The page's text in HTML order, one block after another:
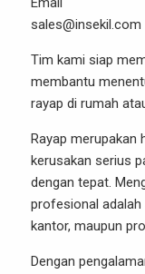
sales@insekil.com
Tim kami siap
membantu
rayap di rumah
Rayap merupakan
kerusakan serius
dengan tepat.
profesional adalah
kantor, maupun
Dengan